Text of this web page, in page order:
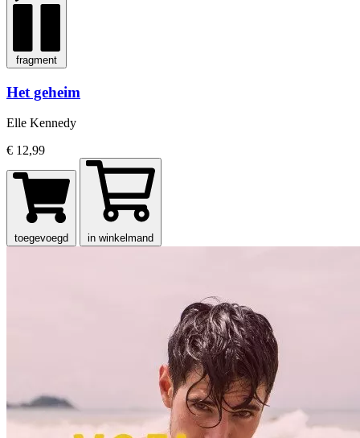
fragment
Het geheim
Elle Kennedy
€ 12,99
toegevoegd in winkelmand